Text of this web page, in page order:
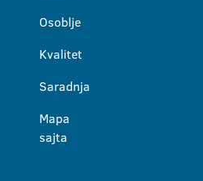
Osoblje
Kvalitet
Saradnja
Mapa
sajta